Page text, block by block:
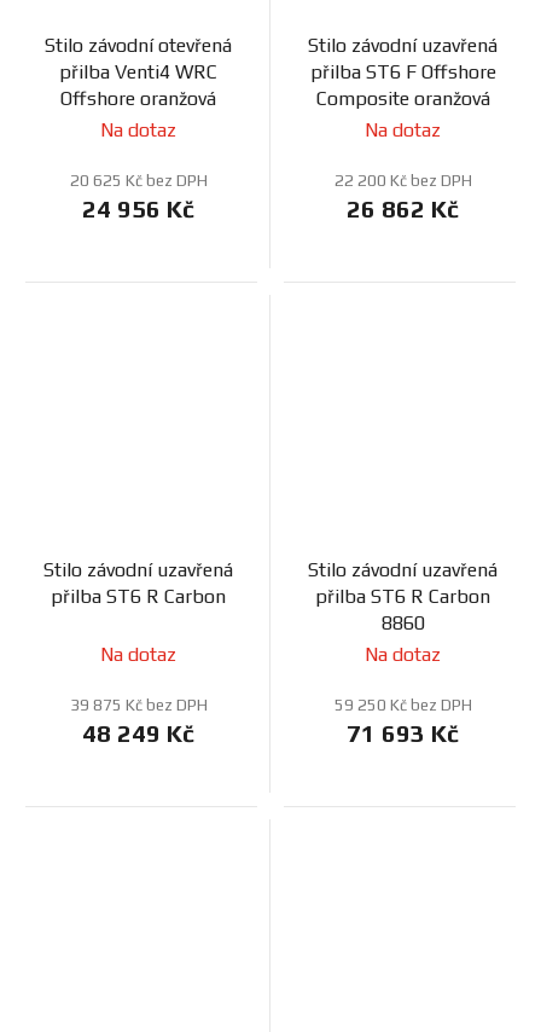
Stilo závodní otevřená
přilba Venti4 WRC
Offshore oranžová
Na dotaz
20 625 Kč bez DPH
24 956 Kč
Stilo závodní uzavřená
přilba ST6 F Offshore
Composite oranžová
Na dotaz
22 200 Kč bez DPH
26 862 Kč
Stilo závodní uzavřená
přilba ST6 R Carbon
Na dotaz
39 875 Kč bez DPH
48 249 Kč
Stilo závodní uzavřená
přilba ST6 R Carbon
8860
Na dotaz
59 250 Kč bez DPH
71 693 Kč